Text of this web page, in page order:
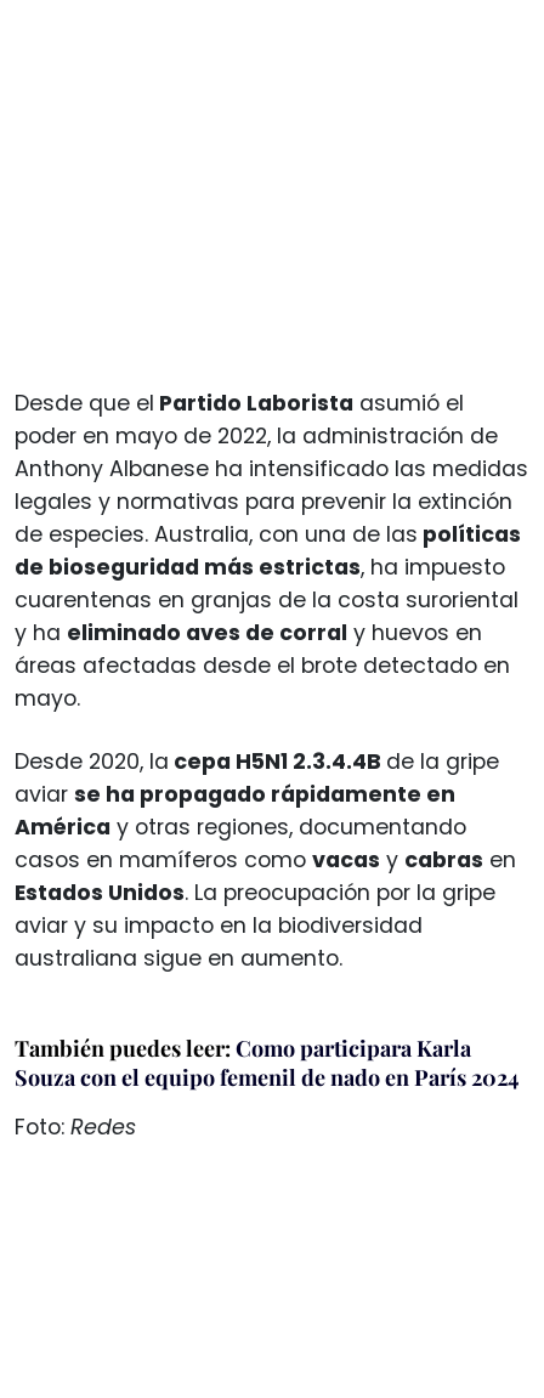
Desde que el Partido Laborista asumió el
poder en mayo de 2022, la administración de
Anthony Albanese ha intensificado las medidas
legales y normativas para prevenir la extinción
de especies. Australia, con una de las políticas
de bioseguridad más estrictas, ha impuesto
cuarentenas en granjas de la costa suroriental
y ha eliminado aves de corral y huevos en
áreas afectadas desde el brote detectado en
mayo.
Desde 2020, la cepa H5N1 2.3.4.4B de la gripe
aviar se ha propagado rápidamente en
América y otras regiones, documentando
casos en mamíferos como vacas y cabras en
Estados Unidos. La preocupación por la gripe
aviar y su impacto en la biodiversidad
australiana sigue en aumento.
También puedes leer: Como participara Karla
Souza con el equipo femenil de nado en París 2024
Foto: Redes